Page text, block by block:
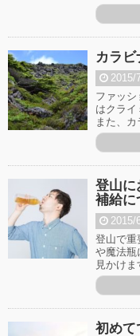
カラ
2015/
ファッ
はクライ
また、
登山に
補給に
2015/
登山で重
や魔法瓶
見かけ
初めて